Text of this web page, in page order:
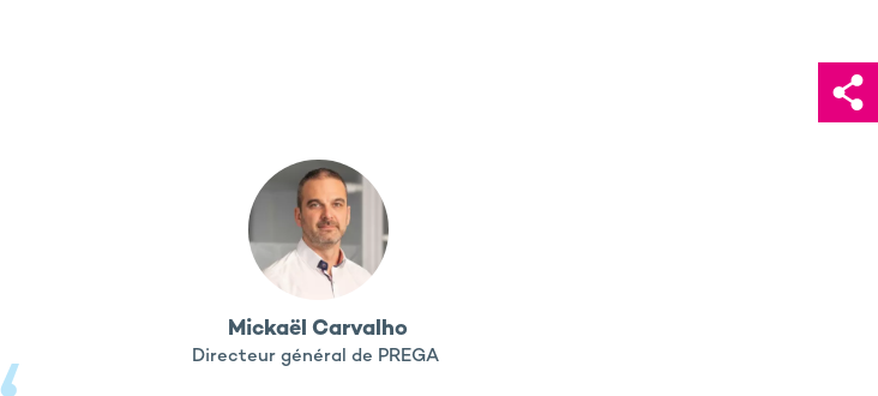
Mickaël Carvalho
Directeur général de PREGA